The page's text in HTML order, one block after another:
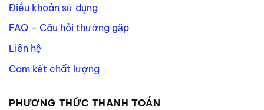
Điều khoản sử dụng
FAQ – Câu hỏi thường gặp
Liên hệ
Cam kết chất lượng
PHƯƠNG THỨC THANH TOÁN